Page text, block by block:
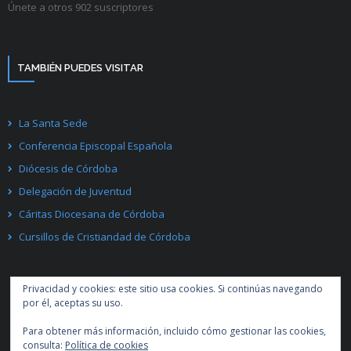
Únete a otros 902 suscriptores
TAMBIÉN PUEDES VISITAR
La Santa Sede
Conferencia Episcopal Española
Diócesis de Córdoba
Delegación de Juventud
Cáritas Diocesana de Córdoba
Cursillos de Cristiandad de Córdoba
Desarrollado porThink Up Themes Ltd. Creado conWordPress.
Privacidad y cookies: este sitio usa cookies. Si continúas navegando
por él, aceptas su uso.
Para obtener más información, incluido cómo gestionar las cookies,
consulta: Política de cookies